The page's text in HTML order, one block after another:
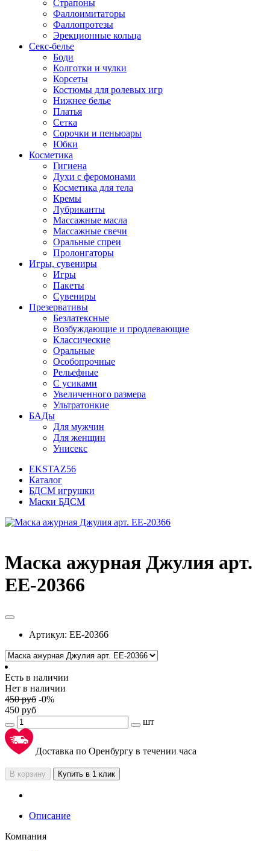
Страпоны
Фаллоимитаторы
Фаллопротезы
Эрекционные кольца
Секс-белье
Боди
Колготки и чулки
Корсеты
Костюмы для ролевых игр
Нижнее белье
Платья
Сетка
Сорочки и пеньюары
Юбки
Косметика
Гигиена
Духи с феромонами
Косметика для тела
Кремы
Лубриканты
Массажные масла
Массажные свечи
Оральные спреи
Пролонгаторы
Игры, сувениры
Игры
Пакеты
Сувениры
Презервативы
Безлатексные
Возбуждающие и продлевающие
Классические
Оральные
Особопрочные
Рельефные
С усиками
Увеличенного размера
Ультратонкие
БАДы
Для мужчин
Для женщин
Унисекс
EKSTAZ56
Каталог
БДСМ игрушки
Маски БДСМ
Маска ажурная Джулия арт.
EE-20366
Артикул: EE-20366
Есть в наличии
Нет в наличии
450руб -0%
450 руб
шт
Доставка по Оренбургу в течении часа
В корзину Купить в 1 клик
Описание
Компания